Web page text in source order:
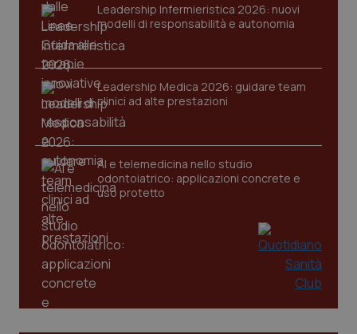
Leadership Infermieristica 2026: nuovi
modelli di responsabilità e autonomia
Leadership Medica 2026: guidare team
clinici ad alte prestazioni
AI e telemedicina nello studio
odontoiatrico: applicazioni concrete e
uso protetto
tracking-sites-ironfish-
tracking-enable
www.quotidianosanita.it
tracking-sites-ironfish-
session-id
www.quotidianosanita.it
_ga